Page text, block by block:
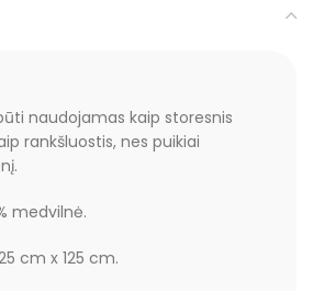
naudojamas kaip storesnis
rankšluostis, nes puikiai
medvilnė.
cm x 125 cm.